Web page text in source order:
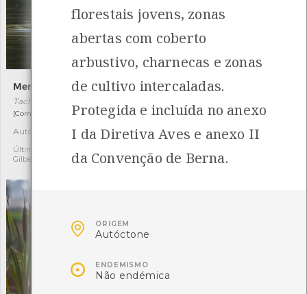
Mergulhão-pequeno
Tachybaptus ruficollis
[Comum e residente]
Autóctone
Última observação por:
Gilberto Pereira
7
Cotovia-de-poupa
[Residente]
Autóctone
Mónica Rocha
florestais jovens, zonas
abertas com coberto
arbustivo, charnecas e zonas
de cultivo intercaladas.
Protegida e incluída no anexo
I da Diretiva Aves e anexo II
da Convenção de Berna.
 ORIGEM
Autóctone
 ENDEMISMO
Não endémica